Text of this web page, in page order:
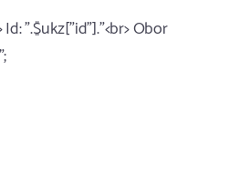
".$ukz["id"]."<br> Obor